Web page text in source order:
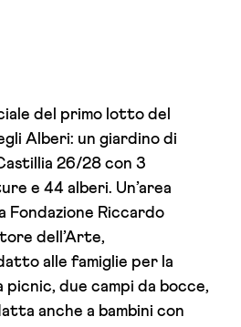
del primo lotto del
Alberi: un giardino di
26/28 con 3
e 44 alberi. Un’area
Fondazione Riccardo
dell’Arte,
alle famiglie per la
picnic, due campi da bocce,
anche a bambini con